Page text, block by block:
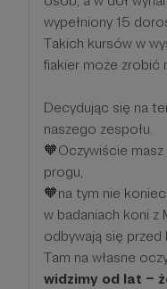
wypełniony 15
Takich kursów w
fiakier może zrobić
Decydując się na
naszego zespołu.
🧡Oczywiście
progu,
🧡na tym nie
w badaniach koni
odbywają się
Tam na własne
widzimy od lat –